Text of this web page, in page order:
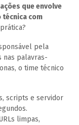
que envolve
técnica com
pela
nas palavras-
o time técnico
scripts e servidor
limpas,